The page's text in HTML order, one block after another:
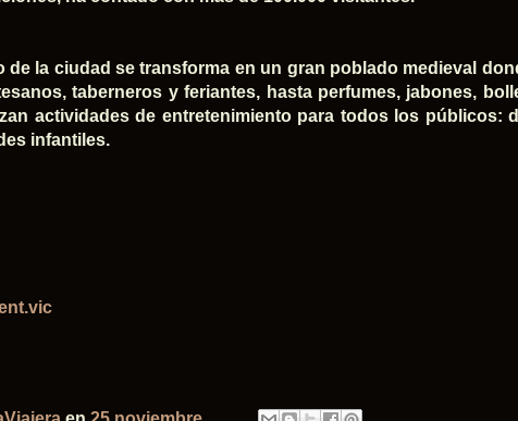
de la ciudad se transforma en un gran poblado medieval
taberneros y feriantes, hasta perfumes, jabones,
actividades de entretenimiento para todos los públicos:
infantiles.